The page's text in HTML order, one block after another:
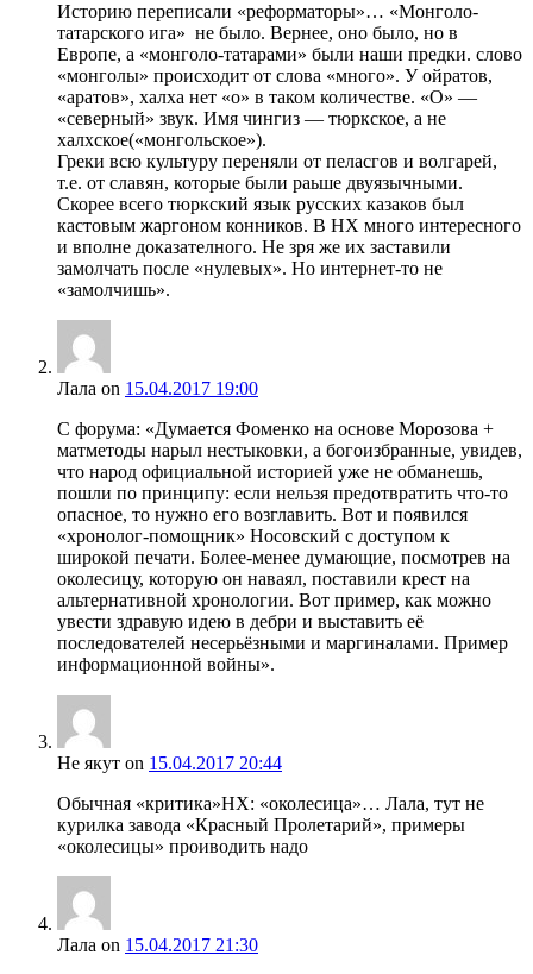
Историю переписали «реформаторы»… «Монголо-
татарского ига» не было. Вернее, оно было, но в
Европе, а «монголо-татарами» были наши предки. слово
«монголы» происходит от слова «много». У ойратов,
«аратов», халха нет «о» в таком количестве. «О» —
«северный» звук. Имя чингиз — тюркское, а не
халхское(«монгольское»).
Греки всю культуру переняли от пеласгов и волгарей,
т.е. от славян, которые были раьше двуязычными.
Скорее всего тюркский язык русских казаков был
кастовым жаргоном конников. В НХ много интересного
и вполне доказателного. Не зря же их заставили
замолчать после «нулевых». Но интернет-то не
«замолчишь».
Лала on 15.04.2017 19:00
С форума: «Думается Фоменко на основе Морозова +
матметоды нарыл нестыковки, а богоизбранные, увидев,
что народ официальной историей уже не обманешь,
пошли по принципу: если нельзя предотвратить что-то
опасное, то нужно его возглавить. Вот и появился
«хронолог-помощник» Носовский с доступом к
широкой печати. Более-менее думающие, посмотрев на
околесицу, которую он наваял, поставили крест на
альтернативной хронологии. Вот пример, как можно
увести здравую идею в дебри и выставить её
последователей несерьёзными и маргиналами. Пример
информационной войны».
Не якут on 15.04.2017 20:44
Обычная «критика»НХ: «околесица»… Лала, тут не
курилка завода «Красный Пролетарий», примеры
«околесицы» проиводить надо
Лала on 15.04.2017 21:30